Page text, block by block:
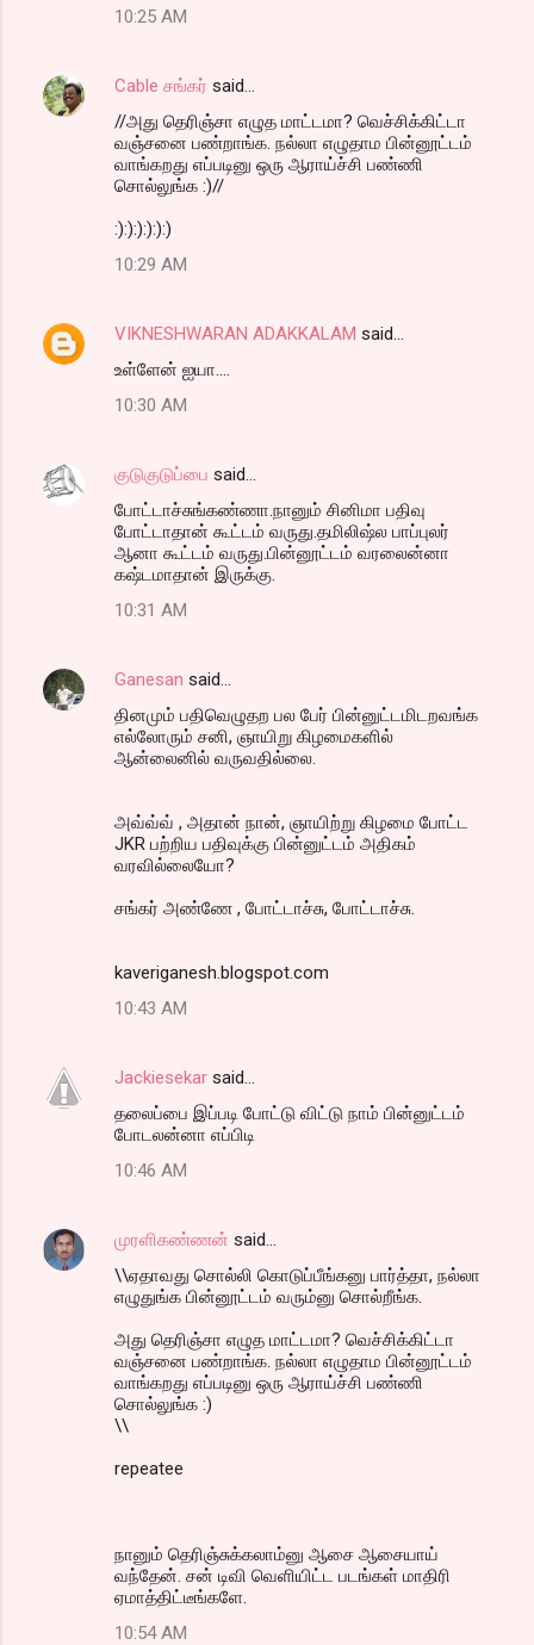
10:25 AM
Cable சங்கர் said…
//அது தெரிஞ்சா எழுத மாட்டமா? வெச்சிக்கிட்டா
வஞ்சனை பண்றாங்க. நல்லா எழுதாம பின்னூட்டம்
வாங்கறது எப்படினு ஒரு ஆராய்ச்சி பண்ணி
சொல்லுங்க :)//
:):):):):):)
10:29 AM
VIKNESHWARAN ADAKKALAM said…
உள்ளேன் ஐயா....
10:30 AM
குடுகுடுப்பை said…
போட்டாச்சுங்கண்ணா.நானும் சினிமா பதிவு
போட்டாதான் கூட்டம் வருது.தமிலிஷ்ல பாப்புலர்
ஆனா கூட்டம் வருது.பின்னூட்டம் வரலைன்னா
கஷ்டமாதான் இருக்கு.
10:31 AM
Ganesan said…
தினமும் பதிவெழுதற பல பேர் பின்னுட்டமிடறவங்க
எல்லோரும் சனி, ஞாயிறு கிழமைகளில்
ஆன்லைனில் வருவதில்லை.
அவ்வ்வ் , அதான் நான், ஞாயிற்று கிழமை போட்ட
JKR பற்றிய பதிவுக்கு பின்னுட்டம் அதிகம்
வரவில்லையோ?
சங்கர் அண்ணே , போட்டாச்சு, போட்டாச்சு.
kaveriganesh.blogspot.com
10:43 AM
Jackiesekar said…
தலைப்பை இப்படி போட்டு விட்டு நாம் பின்னுட்டம்
போடலன்னா எப்பிடி
10:46 AM
முரளிகண்ணன் said…
\\ஏதாவது சொல்லி கொடுப்பீங்கனு பார்த்தா, நல்லா
எழுதுங்க பின்னூட்டம் வரும்னு சொல்றீங்க.
அது தெரிஞ்சா எழுத மாட்டமா? வெச்சிக்கிட்டா
வஞ்சனை பண்றாங்க. நல்லா எழுதாம பின்னூட்டம்
வாங்கறது எப்படினு ஒரு ஆராய்ச்சி பண்ணி
சொல்லுங்க :)
\\
repeatee
நானும் தெரிஞ்சுக்கலாம்னு ஆசை ஆசையாய்
வந்தேன். சன் டிவி வெளியிட்ட படங்கள் மாதிரி
ஏமாத்திட்டீங்களே.
10:54 AM